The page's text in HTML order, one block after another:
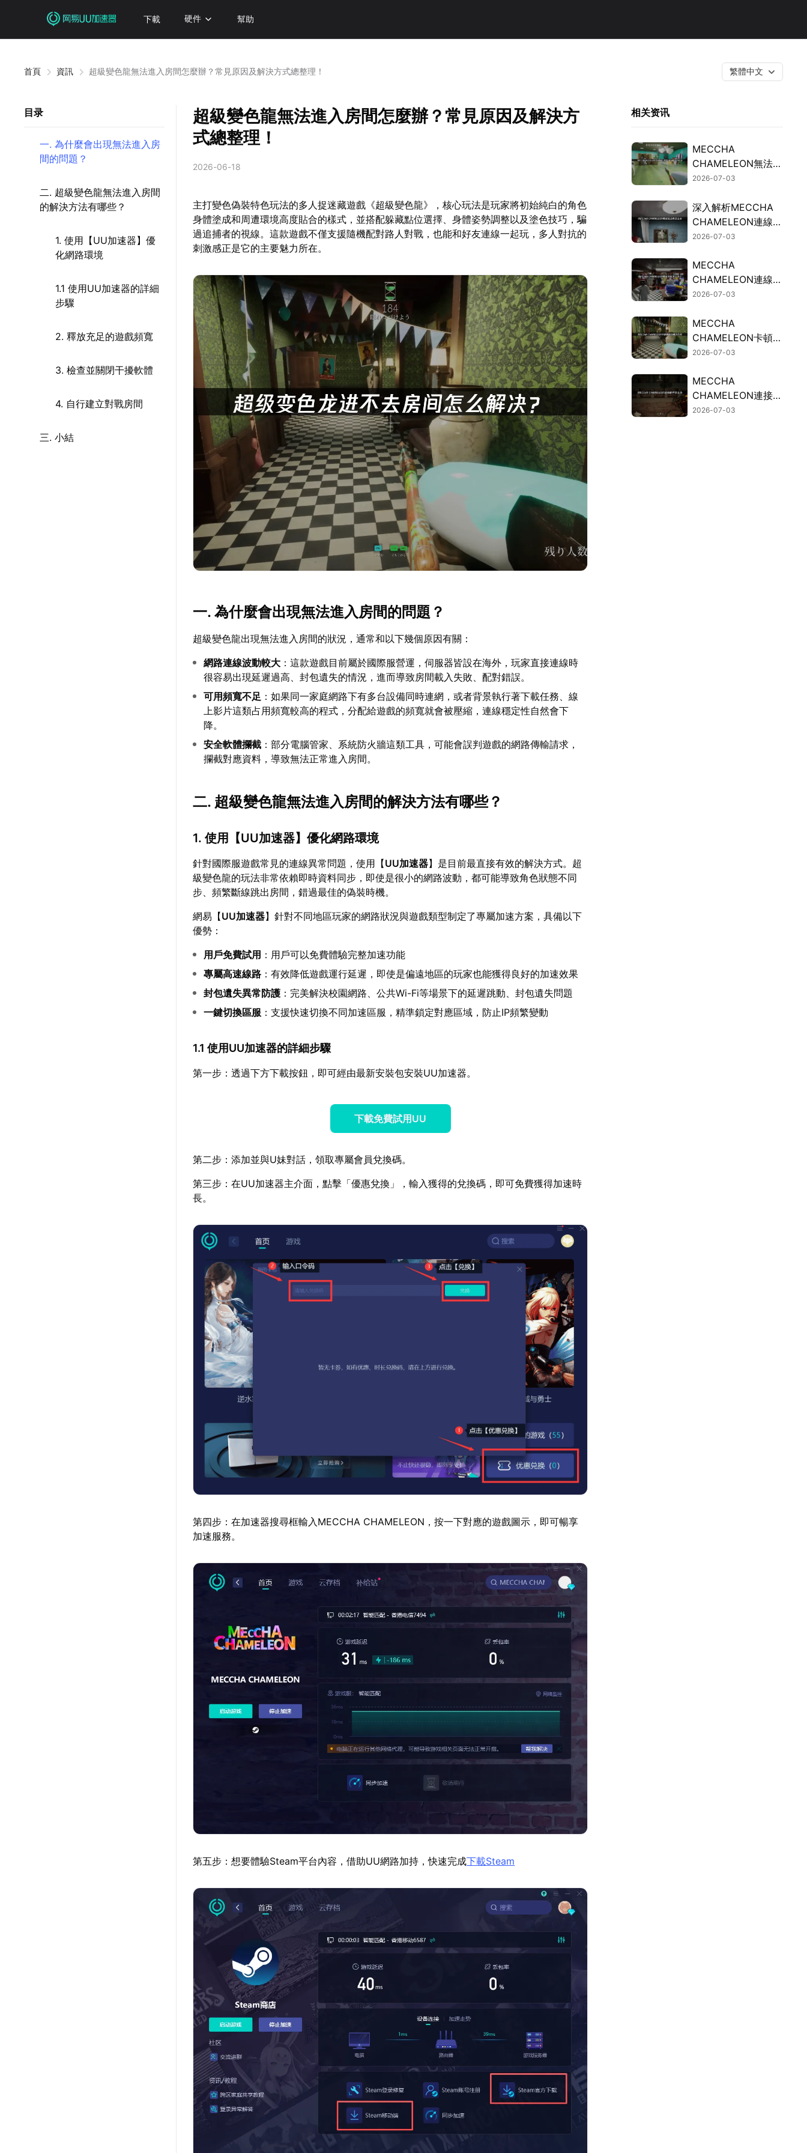
下載 硬件 幫助
首頁 資訊 超級變色龍無法進入房間怎麼辦？常見原因及解決方式總整理！ 繁體中文
目录
一. 為什麼會出現無法進入房
間的問題？
二. 超級變色龍無法進入房間
的解決方法有哪些？
1. 使用【UU加速器】優
化網路環境
1.1 使用UU加速器的詳細
步驟
2. 釋放充足的遊戲頻寬
3. 檢查並關閉干擾軟體
4. 自行建立對戰房間
三. 小結
超級變色龍無法進入房間怎麼辦？常見原因及解決方
式總整理！
2026-06-18
主打變色偽裝特色玩法的多人捉迷藏遊戲《超級變色龍》，核心玩法是玩家將初始純白的角色
身體塗成和周遭環境高度貼合的樣式，並搭配躲藏點位選擇、身體姿勢調整以及塗色技巧，騙
過追捕者的視線。這款遊戲不僅支援隨機配對路人對戰，也能和好友連線一起玩，多人對抗的
刺激感正是它的主要魅力所在。
一. 為什麼會出現無法進入房間的問題？
超級變色龍出現無法進入房間的狀況，通常和以下幾個原因有關：
網路連線波動較大 ：這款遊戲目前屬於國際服營運，伺服器皆設在海外，玩家直接連線時
很容易出現延遲過高、封包遺失的情況，進而導致房間載入失敗、配對錯誤。
可用頻寬不足 ：如果同一家庭網路下有多台設備同時連網，或者背景執行著下載任務、線
上影片這類占用頻寬較高的程式，分配給遊戲的頻寬就會被壓縮，連線穩定性自然會下
降。
安全軟體攔截 ：部分電腦管家、系統防火牆這類工具，可能會誤判遊戲的網路傳輸請求，
攔截對應資料，導致無法正常進入房間。
二. 超級變色龍無法進入房間的解決方法有哪些？
1. 使用【UU加速器】優化網路環境
針對國際服遊戲常見的連線異常問題，使用【UU加速器】是目前最直接有效的解決方式。超
級變色龍的玩法非常依賴即時資料同步，即使是很小的網路波動，都可能導致角色狀態不同
步、頻繁斷線跳出房間，錯過最佳的偽裝時機。
網易【UU加速器】針對不同地區玩家的網路狀況與遊戲類型制定了專屬加速方案，具備以下
優勢：
用戶免費試用 ：用戶可以免費體驗完整加速功能
專屬高速線路 ：有效降低遊戲運行延遲，即使是偏遠地區的玩家也能獲得良好的加速效果
封包遺失異常防護 ：完美解決校園網路、公共Wi-Fi等場景下的延遲跳動、封包遺失問題
一鍵切換區服 ：支援快速切換不同加速區服，精準鎖定對應區域，防止IP頻繁變動
1.1 使用UU加速器的詳細步驟
第一步：透過下方下載按鈕，即可經由最新安裝包安裝UU加速器。
下載免費試用UU
第二步：添加並與U妹對話，領取專屬會員兌換碼。
第三步：在UU加速器主介面，點擊「優惠兌換」，輸入獲得的兌換碼，即可免費獲得加速時
長。
第四步：在加速器搜尋框輸入MECCHA CHAMELEON，按一下對應的遊戲圖示，即可暢享
加速服務。
第五步：想要體驗Steam平台內容，借助UU網路加持，快速完成下載Steam
相关资讯
MECCHA
CHAMELEON無法連
線的檢測與修復指
2026-07-03
深入解析MECCHA
CHAMELEON連線延
遲過高的成因與加速
2026-07-03
MECCHA
CHAMELEON連線失
敗的常見因素與有效
2026-07-03
MECCHA
CHAMELEON卡頓？
連線斷線問題的解決
2026-07-03
MECCHA
CHAMELEON連接斷
開？UU加速器免費
2026-07-03